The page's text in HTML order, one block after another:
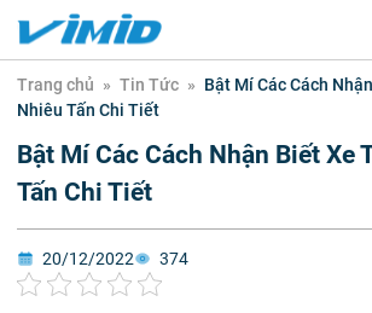
Trang chủ » Tin Tức » Bật Mí Các Cách
Nhiêu Tấn Chi Tiết
Bật Mí Các Cách Nhận Biết Xe
Tấn Chi Tiết
20/12/2022 374